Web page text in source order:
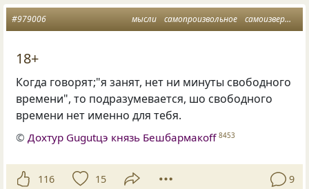
мысли самопроизвольное самоизвержение
#979006
18+
Когда говорят;"я занят, нет ни минуты свободного
времени", то подразумевается, шо свободного
времени нет именно для тебя.
©Дохтур Gugutцэ князь Бешбармакоff 8453
116 15 9